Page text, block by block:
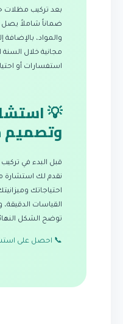
بعد تركيب مظلات
والمواد،
مجانية خلال السنة
استفسارات أو
💡
قبل البدء في
نقدم لك استشارة
احتياجاتك
القياسات الدقيقة،
توضح الشكل
📞 احصل على